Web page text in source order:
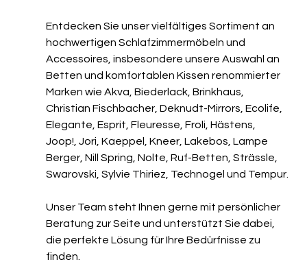
Entdecken Sie unser vielfältiges Sortiment an
hochwertigen Schlafzimmermöbeln und
Accessoires, insbesondere unsere Auswahl an
Betten und komfortablen Kissen renommierter
Marken wie Akva, Biederlack, Brinkhaus,
Christian Fischbacher, Deknudt-Mirrors, Ecolife,
Elegante, Esprit, Fleuresse, Froli, Hästens,
Joop!, Jori, Kaeppel, Kneer, Lakebos, Lampe
Berger, Nill Spring, Nolte, Ruf-Betten, Strässle,
Swarovski, Sylvie Thiriez, Technogel und Tempur.
Unser Team steht Ihnen gerne mit persönlicher
Beratung zur Seite und unterstützt Sie dabei,
die perfekte Lösung für Ihre Bedürfnisse zu
finden.